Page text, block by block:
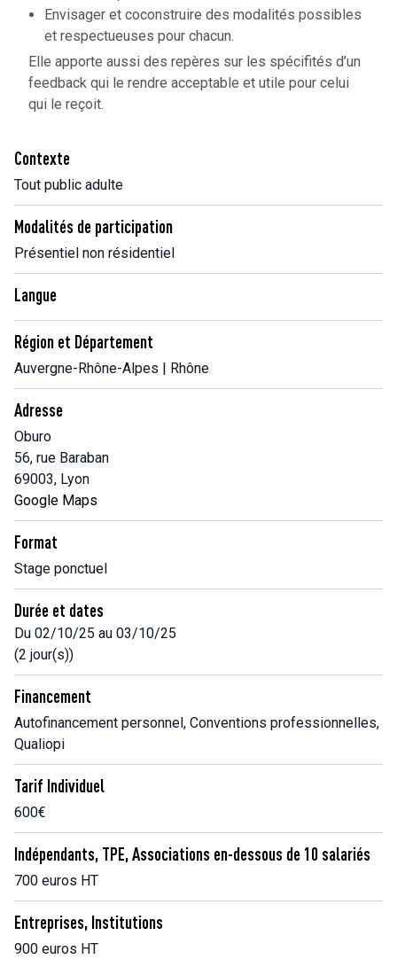
Contexte
Tout public adulte
Modalités de participation
Présentiel non résidentiel
Langue
Région et Département
Auvergne-Rhône-Alpes | Rhône
Adresse
Oburo
56, rue Baraban
69003, Lyon
Google Maps
Format
Stage ponctuel
Durée et dates
Du 02/10/25 au 03/10/25
(2 jour(s))
Financement
Autofinancement personnel, Conventions professionnelles,
Qualiopi
Tarif Individuel
600€
Indépendants, TPE, Associations en-dessous de 10 salariés
700 euros HT
Entreprises, Institutions
900 euros HT
Envisager et coconstruire des modalités possibles
et respectueuses pour chacun.
Elle apporte aussi des repères sur les spécifités d’un
feedback qui le rendre acceptable et utile pour celui
qui le reçoit.